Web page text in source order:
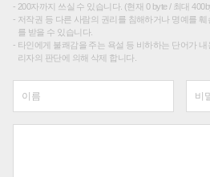
200자까지 쓰실 수 있습니다. (현재 0 byte / 최대
저작권 등 다른 사람의 권리를 침해하거나 명예를
를 받을 수 있습니다.
타인에게 불쾌감을 주는 욕설 등 비하하는 단어가
리자의 판단에 의해 삭제 합니다.